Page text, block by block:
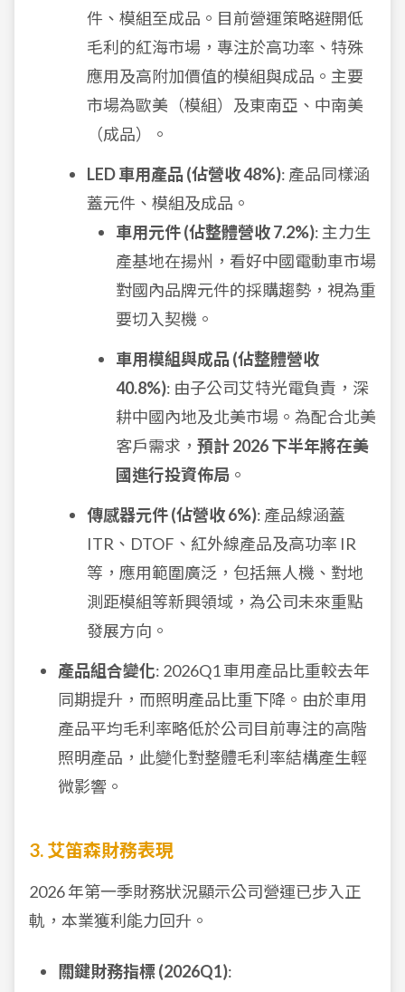
件、模組至成品。目前營運策略避開低
毛利的紅海市場，專注於高功率、特殊
應用及高附加價值的模組與成品。主要
市場為歐美（模組）及東南亞、中南美
（成品）。
LED 車用產品 (佔營收 48%): 產品同樣涵
蓋元件、模組及成品。
車用元件 (佔整體營收 7.2%): 主力生
產基地在揚州，看好中國電動車市場
對國內品牌元件的採購趨勢，視為重
要切入契機。
車用模組與成品 (佔整體營收
40.8%): 由子公司艾特光電負責，深
耕中國內地及北美市場。為配合北美
客戶需求， 預計 2026 下半年將在美
國進行投資佈局 。
傳感器元件 (佔營收 6%): 產品線涵蓋
ITR、DTOF、紅外線產品及高功率 IR
等，應用範圍廣泛，包括無人機、對地
測距模組等新興領域，為公司未來重點
發展方向。
產品組合變化: 2026Q1 車用產品比重較去年
同期提升，而照明產品比重下降。由於車用
產品平均毛利率略低於公司目前專注的高階
照明產品，此變化對整體毛利率結構產生輕
微影響。
3. 艾笛森財務表現
2026 年第一季財務狀況顯示公司營運已步入正
軌，本業獲利能力回升。
關鍵財務指標 (2026Q1):